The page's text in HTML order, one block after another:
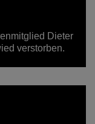
Dieter
verstorben.